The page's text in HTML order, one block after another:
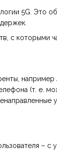
5G. Это
с которыми
(т. е.
– с